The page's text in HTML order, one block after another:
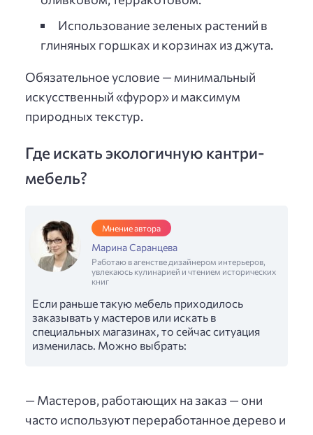
Использование зеленых растений в
глиняных горшках и корзинах из джута.
Обязательное условие — минимальный
искусственный «фурор» и максимум
природных текстур.
Где искать экологичную кантри-
мебель?
Мнение автора
Марина Саранцева
Работаю в агенстве дизайнером интерьеров,
увлекаюсь кулинарией и чтением исторических
книг
Если раньше такую мебель приходилось
заказывать у мастеров или искать в
специальных магазинах, то сейчас ситуация
изменилась. Можно выбрать:
— Мастеров, работающих на заказ — они
часто используют переработанное дерево и